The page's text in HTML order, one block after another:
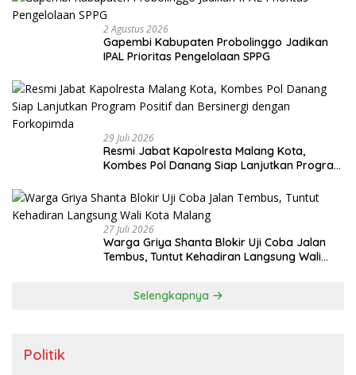
2 Agustus 2026
Gapembi Kabupaten Probolinggo Jadikan
IPAL Prioritas Pengelolaan SPPG
29 Juli 2026
Resmi Jabat Kapolresta Malang Kota,
Kombes Pol Danang Siap Lanjutkan Program
27 Juli 2026
Warga Griya Shanta Blokir Uji Coba Jalan
Tembus, Tuntut Kehadiran Langsung Wali
Selengkapnya
Politik